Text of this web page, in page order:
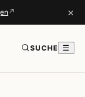
↗ ×
SUCHE ☰